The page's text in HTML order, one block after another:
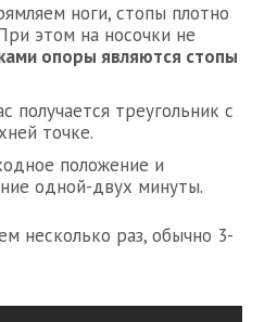
ноги, стопы плотно
этом на носочки не
опоры являются стопы
получается треугольник с
точке.
положение и
одной-двух минуты.
несколько раз, обычно 3-